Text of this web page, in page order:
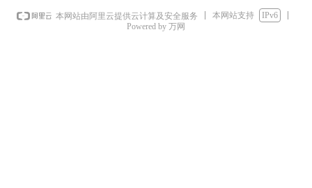
本网站由阿里云提供云计算及安全服务 本网站支持
IPv6
Powered by 万网